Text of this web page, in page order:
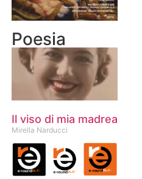
Poesia
Il viso di mia madrea
Mirella Narducci